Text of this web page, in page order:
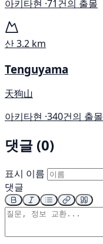
아키타현 ·71건의 출몰
산3.2 km
Tenguyama
天狗山
아키타현 ·340건의 출몰
댓글 (0)
표시 이름
댓글